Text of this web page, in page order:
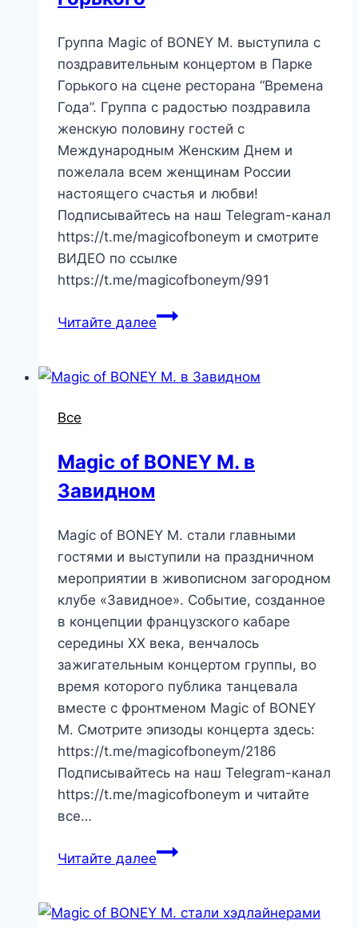
Группа Magic of BONEY M. выступила c
поздравительным концертом в Парке
Горького на сцене ресторана “Времена
Года”. Группа с радостью поздравила
женскую половину гостей с
Международным Женским Днем и
пожелала всем женщинам России
настоящего счастья и любви!
Подписывайтесь на наш Telegram-канал
https://t.me/magicofboneym и смотрите
ВИДЕО по ссылке
https://t.me/magicofboneym/991
Читайте далее
Все
Magic of BONEY M. в
Завидном
Magic of BONEY M. стали главными
гостями и выступили на праздничном
мероприятии в живописном загородном
клубе «Завидное». Cобытие, созданное
в концепции французского кабаре
середины XX века, венчалось
зажигательным концертом группы, во
время которого публика танцевала
вместе с фронтменом Magic of BONEY
M. Смотрите эпизоды концерта здесь:
https://t.me/magicofboneym/2186
Подписывайтесь на наш Telegram-канал
https://t.me/magicofboneym и читайте
все…
Читайте далее